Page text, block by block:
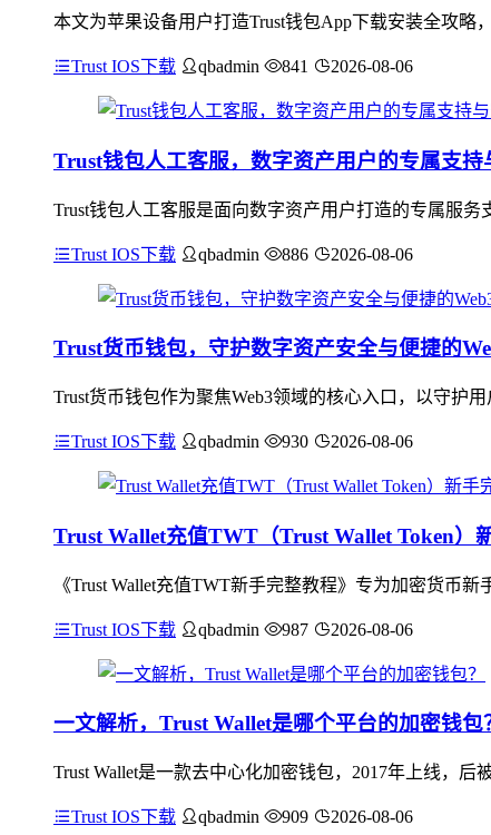
本文为苹果设备用户打造Trust钱包App下载安装全攻略
Trust IOS下载 qbadmin 841 2026-08-06
Trust钱包人工客服，数字资产用户的专属支持
Trust钱包人工客服是面向数字资产用户打造的专属服
Trust IOS下载 qbadmin 886 2026-08-06
Trust货币钱包，守护数字资产安全与便捷的
Trust货币钱包作为聚焦Web3领域的核心入口，以守护
Trust IOS下载 qbadmin 930 2026-08-06
Trust Wallet充值TWT（Trust Wallet Token）
《Trust Wallet充值TWT新手完整教程》专为加密货币
Trust IOS下载 qbadmin 987 2026-08-06
一文解析，Trust Wallet是哪个平台的加密钱包
Trust Wallet是一款去中心化加密钱包，2017年上线，
Trust IOS下载 qbadmin 909 2026-08-06